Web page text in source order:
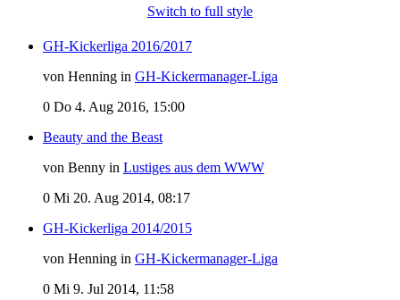
Switch to full style
GH-Kickerliga 2016/2017
von Henning in GH-Kickermanager-Liga
0 Do 4. Aug 2016, 15:00
Beauty and the Beast
von Benny in Lustiges aus dem WWW
0 Mi 20. Aug 2014, 08:17
GH-Kickerliga 2014/2015
von Henning in GH-Kickermanager-Liga
0 Mi 9. Jul 2014, 11:58